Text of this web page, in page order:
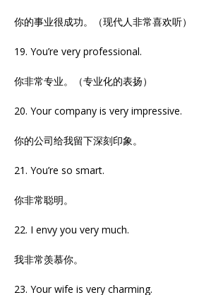
你的事业很成功。（现代人非常喜欢听）
19. You’re very professional.
你非常专业。（专业化的表扬）
20. Your company is very impressive.
你的公司给我留下深刻印象。
21. You’re so smart.
你非常聪明。
22. I envy you very much.
我非常羡慕你。
23. Your wife is very charming.